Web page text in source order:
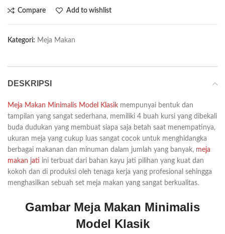
Compare Add to wishlist
Kategori: Meja Makan
DESKRIPSI
Meja Makan Minimalis Model Klasik mempunyai bentuk dan
tampilan yang sangat sederhana, memiliki 4 buah kursi yang dibekali
buda dudukan yang membuat siapa saja betah saat menempatinya,
ukuran meja yang cukup luas sangat cocok untuk menghidangka
berbagai makanan dan minuman dalam jumlah yang banyak, meja
makan jati ini terbuat dari bahan kayu jati pilihan yang kuat dan
kokoh dan di produksi oleh tenaga kerja yang profesional sehingga
menghasilkan sebuah set meja makan yang sangat berkualitas.
Gambar Meja Makan Minimalis
Model Klasik